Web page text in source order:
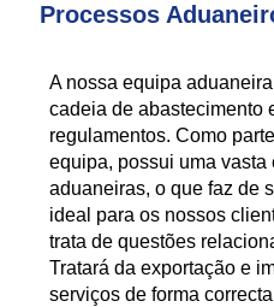
Processos
A nossa equipa
cadeia de abastecimento
regulamentos. Como
equipa, possui uma
aduaneiras, o que faz de
ideal para os nossos
trata de questões
Tratará da exportação e
serviços de forma